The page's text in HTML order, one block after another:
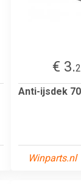
€ 3.
Anti-ijsdek
Winparts.nl